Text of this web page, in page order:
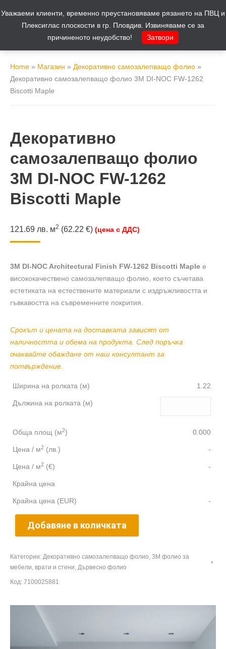
Home » Магазин » Декоративно самозалепващо фолио »
Декоративно самозалепващо фолио 3M DI-NOC FW-1262
Biscotti Maple
Декоративно
самозалепващо фолио
3M DI-NOC FW-1262
Biscotti Maple
121.69 лв. м2 (62.22 €) (цена с ДДС)
3M DI-NOC Architectural Finish FW-1262 Biscotti Maple е
висококачествено самозалепващо фолио, което съчетава
естетиката на естествените материали с издръжливостта и
гъвкавостта на съвременните покрития.
Срокът и цената на доставката зависят от
наличността и обема на продукта. След поръчка
очаквайте обаждане от наш консултант за
потвърждение.
Ширина на ролката (м) 1.22
Дължина на ролката (м)
Обща площ (м2) 0.000
Цена / м2 (лв.) -
Цена / м2 (€) -
Крайна цена
Крайна цена (EUR) -
Добавяне в количката
Категории: Декоративно самозалепващо фолио, 3M фолио за
мебели, врати и стени, Дървесно фолио
Код: 7100025881
Уважаеми клиенти, временно преустановяваме рязането на ПВЦ и
Плексиглас плоскости в гр. Пловдив. Извиняваме се за
причиненото неудобство!
Затвори